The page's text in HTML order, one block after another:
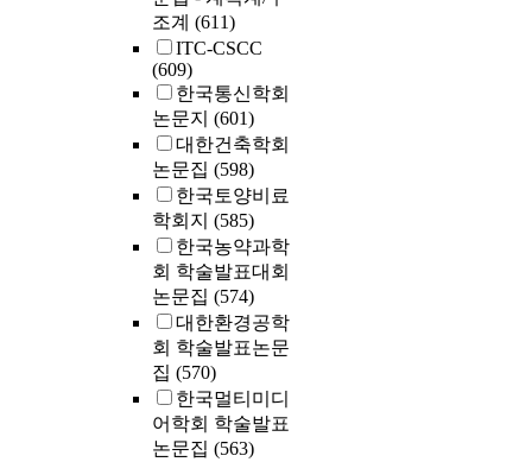
조계 (611)
ITC-CSCC
(609)
한국통신학회
논문지 (601)
대한건축학회
논문집 (598)
한국토양비료
학회지 (585)
한국농약과학
회 학술발표대회
논문집 (574)
대한환경공학
회 학술발표논문
집 (570)
한국멀티미디
어학회 학술발표
논문집 (563)